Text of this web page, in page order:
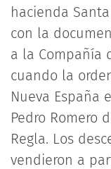
hacienda
con la
a la Compañía
cuando la
Nueva España
Pedro Romero
Regla. Los
vendieron a